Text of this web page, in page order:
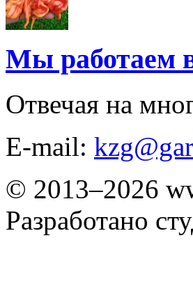
Мы работаем
Отвечая на
E-mail:
© 2013–2026
Разработано